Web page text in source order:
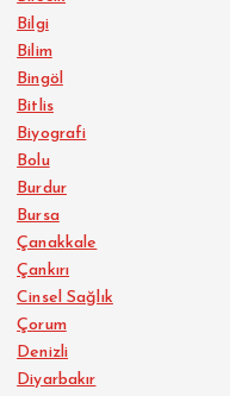
Bilgi
Bilim
Bingöl
Bitlis
Biyografi
Bolu
Burdur
Bursa
Çanakkale
Çankırı
Cinsel Sağlık
Çorum
Denizli
Diyarbakır